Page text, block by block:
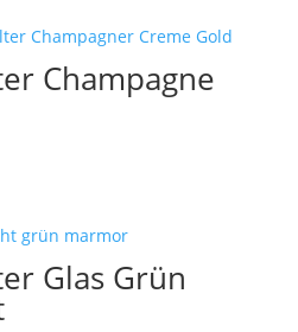
Champagne
Glas Grün